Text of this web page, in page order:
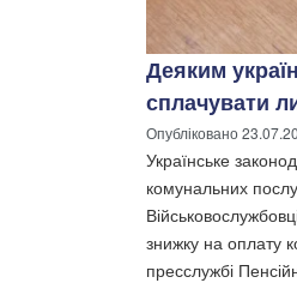
Деяким
сплачувати
Опубліковано
Українське
комунальних
знижку на оплату
пресслужбі